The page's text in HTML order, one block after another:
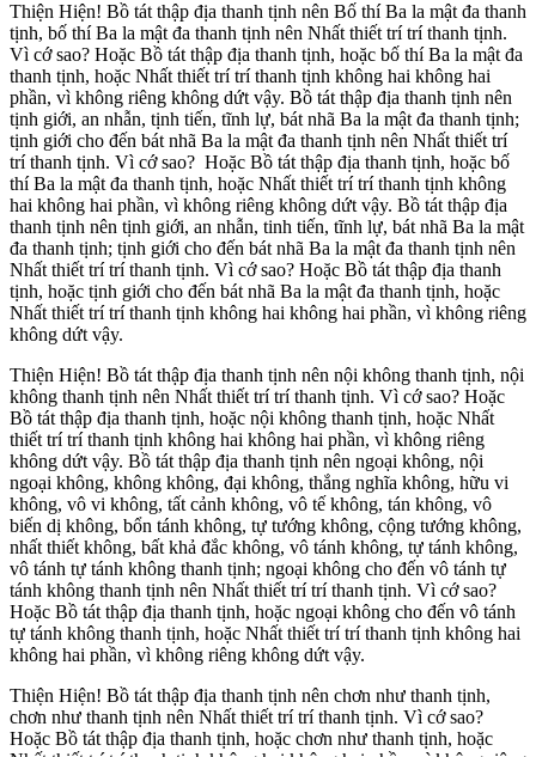
Thiện Hiện! Bồ tát thập địa thanh tịnh nên Bố thí Ba la mật đa thanh
tịnh, bố thí Ba la mật đa thanh tịnh nên Nhất thiết trí trí thanh tịnh.
Vì cớ sao? Hoặc Bồ tát thập địa thanh tịnh, hoặc bố thí Ba la mật đa
thanh tịnh, hoặc Nhất thiết trí trí thanh tịnh không hai không hai
phần, vì không riêng không dứt vậy. Bồ tát thập địa thanh tịnh nên
tịnh giới, an nhẫn, tịnh tiến, tĩnh lự, bát nhã Ba la mật đa thanh tịnh;
tịnh giới cho đến bát nhã Ba la mật đa thanh tịnh nên Nhất thiết trí
trí thanh tịnh. Vì cớ sao? Hoặc Bồ tát thập địa thanh tịnh, hoặc bố
thí Ba la mật đa thanh tịnh, hoặc Nhất thiết trí trí thanh tịnh không
hai không hai phần, vì không riêng không dứt vậy. Bồ tát thập địa
thanh tịnh nên tịnh giới, an nhẫn, tinh tiến, tĩnh lự, bát nhã Ba la mật
đa thanh tịnh; tịnh giới cho đến bát nhã Ba la mật đa thanh tịnh nên
Nhất thiết trí trí thanh tịnh. Vì cớ sao? Hoặc Bồ tát thập địa thanh
tịnh, hoặc tịnh giới cho đến bát nhã Ba la mật đa thanh tịnh, hoặc
Nhất thiết trí trí thanh tịnh không hai không hai phần, vì không riêng
không dứt vậy.
Thiện Hiện! Bồ tát thập địa thanh tịnh nên nội không thanh tịnh, nội
không thanh tịnh nên Nhất thiết trí trí thanh tịnh. Vì cớ sao? Hoặc
Bồ tát thập địa thanh tịnh, hoặc nội không thanh tịnh, hoặc Nhất
thiết trí trí thanh tịnh không hai không hai phần, vì không riêng
không dứt vậy. Bồ tát thập địa thanh tịnh nên ngoại không, nội
ngoại không, không không, đại không, thắng nghĩa không, hữu vi
không, vô vi không, tất cảnh không, vô tế không, tán không, vô
biến dị không, bổn tánh không, tự tướng không, cộng tướng không,
nhất thiết không, bất khả đắc không, vô tánh không, tự tánh không,
vô tánh tự tánh không thanh tịnh; ngoại không cho đến vô tánh tự
tánh không thanh tịnh nên Nhất thiết trí trí thanh tịnh. Vì cớ sao?
Hoặc Bồ tát thập địa thanh tịnh, hoặc ngoại không cho đến vô tánh
tự tánh không thanh tịnh, hoặc Nhất thiết trí trí thanh tịnh không hai
không hai phần, vì không riêng không dứt vậy.
Thiện Hiện! Bồ tát thập địa thanh tịnh nên chơn như thanh tịnh,
chơn như thanh tịnh nên Nhất thiết trí trí thanh tịnh. Vì cớ sao?
Hoặc Bồ tát thập địa thanh tịnh, hoặc chơn như thanh tịnh, hoặc